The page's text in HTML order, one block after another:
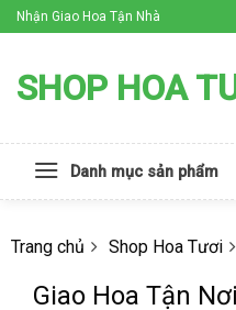
Skip
to
Nhận Giao Hoa Tận Nhà
SHOP HOA
Danh mục sản phẩm
Trang chủ Shop Hoa Tươi
Giao Hoa Tận